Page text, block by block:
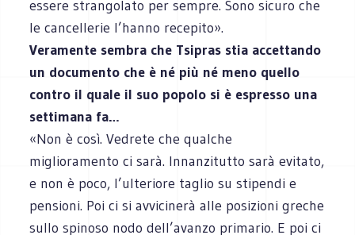
essere strangolato per sempre. Sono sicuro che
le cancellerie l’hanno recepito».
Veramente sembra che Tsipras stia accettando
un documento che è né più né meno quello
contro il quale il suo popolo si è espresso una
settimana fa…
«Non è così. Vedrete che qualche
miglioramento ci sarà. Innanzitutto sarà evitato,
e non è poco, l’ulteriore taglio su stipendi e
pensioni. Poi ci si avvicinerà alle posizioni greche
sullo spinoso nodo dell’avanzo primario. E poi ci